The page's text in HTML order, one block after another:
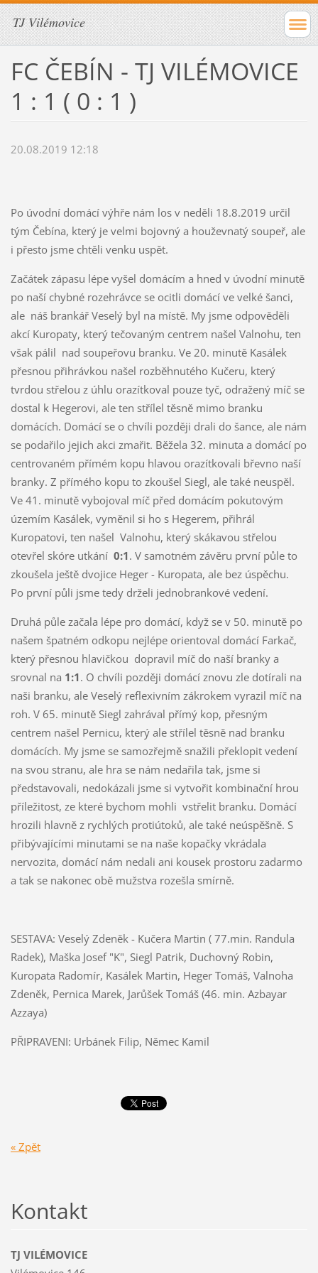
TJ Vilémovice
FC ČEBÍN - TJ VILÉMOVICE
1 : 1 ( 0 : 1 )
20.08.2019 12:18
Po úvodní domácí výhře nám los v neděli 18.8.2019 určil
tým Čebína, který je velmi bojovný a houževnatý soupeř, ale
i přesto jsme chtěli venku uspět.
Začátek zápasu lépe vyšel domácím a hned v úvodní minutě
po naší chybné rozehrávce se ocitli domácí ve velké šanci,
ale náš brankář Veselý byl na místě. My jsme odpověděli
akcí Kuropaty, který tečovaným centrem našel Valnohu, ten
však pálil nad soupeřovu branku. Ve 20. minutě Kasálek
přesnou přihrávkou našel rozběhnutého Kučeru, který
tvrdou střelou z úhlu orazítkoval pouze tyč, odražený míč se
dostal k Hegerovi, ale ten střílel těsně mimo branku
domácích. Domácí se o chvíli později drali do šance, ale nám
se podařilo jejich akci zmařit. Běžela 32. minuta a domácí po
centrovaném přímém kopu hlavou orazítkovali břevno naší
branky. Z přímého kopu to zkoušel Siegl, ale také neuspěl.
Ve 41. minutě vybojoval míč před domácím pokutovým
územím Kasálek, vyměnil si ho s Hegerem, přihrál
Kuropatovi, ten našel Valnohu, který skákavou střelou
otevřel skóre utkání 0:1. V samotném závěru první půle to
zkoušela ještě dvojice Heger - Kuropata, ale bez úspěchu.
Po první půli jsme tedy drželi jednobrankové vedení.
Druhá půle začala lépe pro domácí, když se v 50. minutě po
našem špatném odkopu nejlépe orientoval domácí Farkač,
který přesnou hlavičkou dopravil míč do naší branky a
srovnal na 1:1. O chvíli později domácí znovu zle dotírali na
naši branku, ale Veselý reflexivním zákrokem vyrazil míč na
roh. V 65. minutě Siegl zahrával přímý kop, přesným
centrem našel Pernicu, který ale střílel těsně nad branku
domácích. My jsme se samozřejmě snažili překlopit vedení
na svou stranu, ale hra se nám nedařila tak, jsme si
představovali, nedokázali jsme si vytvořit kombinační hrou
příležitost, ze které bychom mohli vstřelit branku. Domácí
hrozili hlavně z rychlých protiútoků, ale také neúspěšně. S
přibývajícími minutami se na naše kopačky vkrádala
nervozita, domácí nám nedali ani kousek prostoru zadarmo
a tak se nakonec obě mužstva rozešla smírně.
SESTAVA: Veselý Zdeněk - Kučera Martin ( 77.min. Randula
Radek), Maška Josef "K", Siegl Patrik, Duchovný Robin,
Kuropata Radomír, Kasálek Martin, Heger Tomáš, Valnoha
Zdeněk, Pernica Marek, Jarůšek Tomáš (46. min. Azbayar
Azzaya)
PŘIPRAVENI: Urbánek Filip, Němec Kamil
« Zpět
Kontakt
TJ VILÉMOVICE